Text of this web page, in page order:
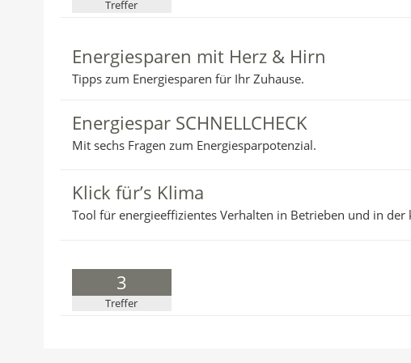
Treffer
Energiesparen mit Herz & Hirn
Tipps zum Energiesparen für Ihr Zuhause.
Energiespar SCHNELLCHECK
Mit sechs Fragen zum Energiesparpotenzial.
Klick für’s Klima
Tool für energieeffizientes Verhalten in Betrieben und in
3
Treffer